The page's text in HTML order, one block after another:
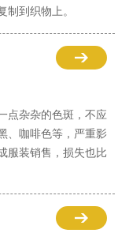
制到织物上。
点杂杂的色斑，不应
、咖啡色等，严重影
服装销售，损失也比